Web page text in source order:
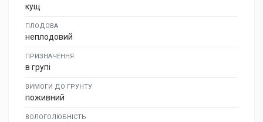
кущ
ПЛОДОВА
неплодовий
ПРИЗНАЧЕННЯ
в групі
ВИМОГИ ДО ГРУНТУ
поживний
ВОЛОГОЛЮБНІСТЬ